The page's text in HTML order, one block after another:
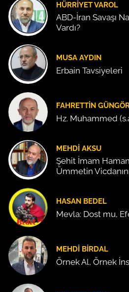
HÜRRIYET VAROL
ABD-İran Savaşı
Vardı?
MUSA AYDIN
Erbain Tavsiyeleri
FAHRETTIN
Hz. Muhammed
MEHDI AKSU
Şehit İmam
Ümmetin
HASAN BEDEL
Mevla: Dost mu,
MEHDI BIRDAL
Örnek Al, Örnek